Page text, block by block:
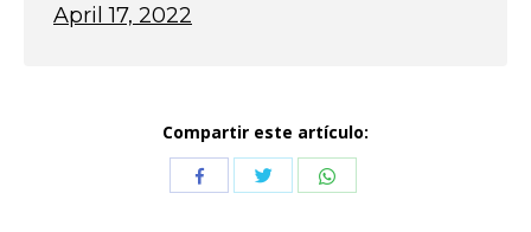
April 17, 2022
Compartir este artículo:
CompartirCompartirCompartir